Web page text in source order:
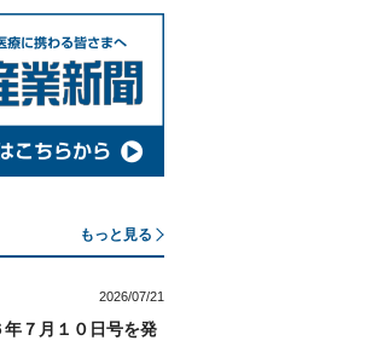
もっと見る
2026/07/21
７月１０日号を発